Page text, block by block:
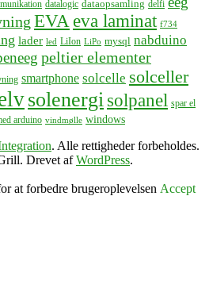
datalogic dataopsamling delfi
EVA eva laminat f734
lader led LiIon LiPo mysql nabduino
peltier elementer
smartphone solcelle solceller
solenergisolpanel spar el
arduino vindmølle windows
. Alle rettigheder forbeholdes.
Drevet afWordPress.
at forbedre brugeroplevelsen Accept